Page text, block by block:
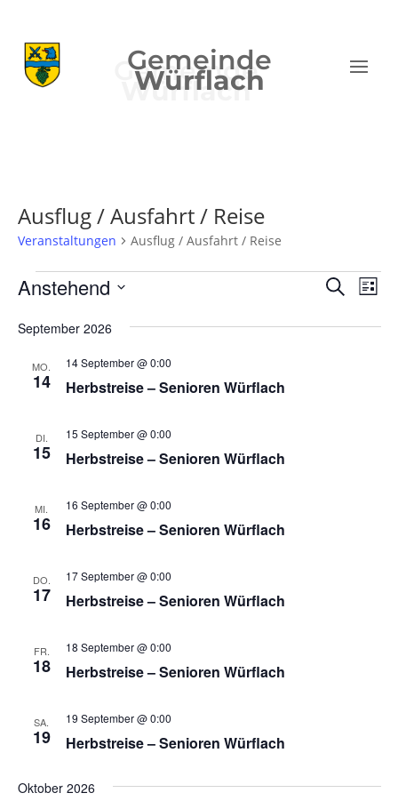
Gemeinde
Würflach
Ausflug / Ausfahrt / Reise
Veranstaltungen Ausflug / Ausfahrt / Reise
Veranstaltungen
und
SucheListe
Anstehend
wählen.
September 2026
MO.
14 Herbstreise – Senioren Würflach
14 September @ 0:00
DI.
15 Herbstreise – Senioren Würflach
15 September @ 0:00
MI.
16 Herbstreise – Senioren Würflach
16 September @ 0:00
DO.
17 Herbstreise – Senioren Würflach
17 September @ 0:00
FR.
18 Herbstreise – Senioren Würflach
18 September @ 0:00
SA.
19 Herbstreise – Senioren Würflach
19 September @ 0:00
Oktober 2026